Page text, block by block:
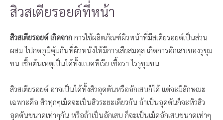
สิวสเตียรอยด์ที่หน้า
สิวสเตียรอยด์ เกิดจาก การใช้ผลิตภัณฑ์ผิวหน้าที่มีสเตียรอยด์เป็นส่วน
ผสม ไปกดภูมิคุ้มกันที่ผิวหนังให้มีการเสียสมดุล เกิดการอักเสบของรูขุม
ขน เชื้อต้นเหตุเป็นได้ทั้งแบคทีเรีย เชื้อรา ไรรูขุมขน
สิวสเตียรอยด์ อาจเป็นได้ทั้งสิวอุดตันหรืออักเสบก็ได้ แต่จะมีลักษณะ
เฉพาะคือ สิวทุกๆเม็ดจะเป็นสิวระยะเดียวกัน ถ้าเป็นอุดตันก็จะหัวสิว
อุดตันขนาดเท่าๆกัน หรือถ้าเป็นอักเสบ ก็จะเป็นเม็ดอักเสบขนาดเท่าๆ